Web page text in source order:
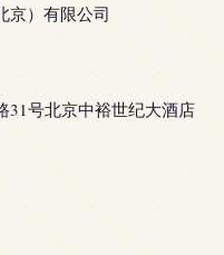
京）有限公司
31号北京中裕世纪大酒店